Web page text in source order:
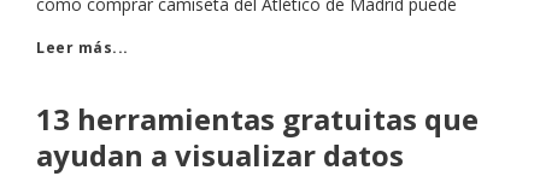
Leer más...
13 herramientas gratuitas que
ayudan a visualizar datos